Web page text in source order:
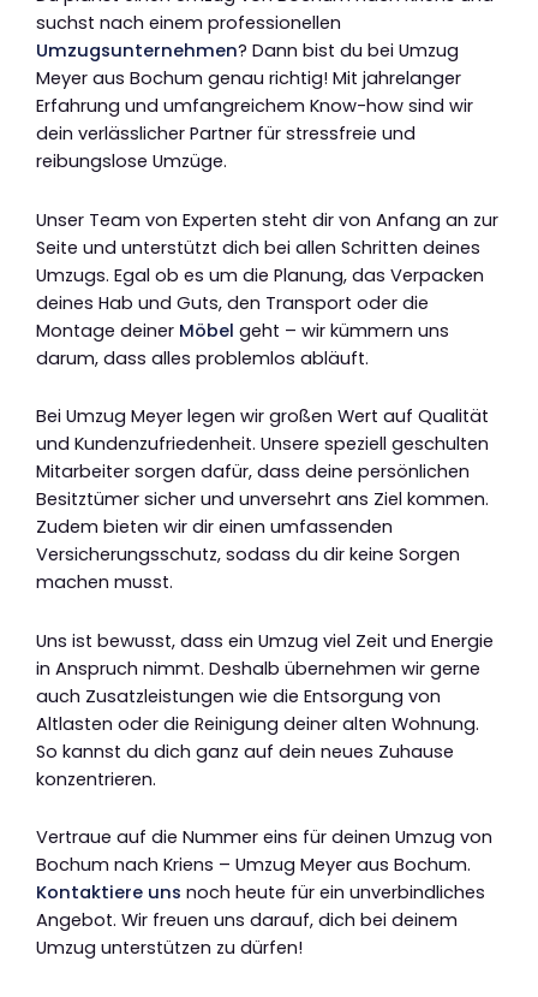
suchst nach einem professionellen
Umzugsunternehmen? Dann bist du bei Umzug
Meyer aus Bochum genau richtig! Mit jahrelanger
Erfahrung und umfangreichem Know-how sind wir
dein verlässlicher Partner für stressfreie und
reibungslose Umzüge.
Unser Team von Experten steht dir von Anfang an zur
Seite und unterstützt dich bei allen Schritten deines
Umzugs. Egal ob es um die Planung, das Verpacken
deines Hab und Guts, den Transport oder die
Montage deiner Möbel geht – wir kümmern uns
darum, dass alles problemlos abläuft.
Bei Umzug Meyer legen wir großen Wert auf Qualität
und Kundenzufriedenheit. Unsere speziell geschulten
Mitarbeiter sorgen dafür, dass deine persönlichen
Besitztümer sicher und unversehrt ans Ziel kommen.
Zudem bieten wir dir einen umfassenden
Versicherungsschutz, sodass du dir keine Sorgen
machen musst.
Uns ist bewusst, dass ein Umzug viel Zeit und Energie
in Anspruch nimmt. Deshalb übernehmen wir gerne
auch Zusatzleistungen wie die Entsorgung von
Altlasten oder die Reinigung deiner alten Wohnung.
So kannst du dich ganz auf dein neues Zuhause
konzentrieren.
Vertraue auf die Nummer eins für deinen Umzug von
Bochum nach Kriens – Umzug Meyer aus Bochum.
Kontaktiere uns noch heute für ein unverbindliches
Angebot. Wir freuen uns darauf, dich bei deinem
Umzug unterstützen zu dürfen!